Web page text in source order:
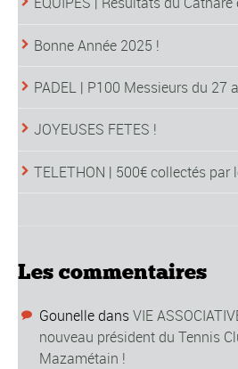
Bonne Année 2025 !
PADEL | P100 Messieurs du 27
JOYEUSES FETES !
TELETHON | 500€ collectés par
Les commentaires
Gounelle dansVIE
nouveau président du Tennis
Mazamétain !